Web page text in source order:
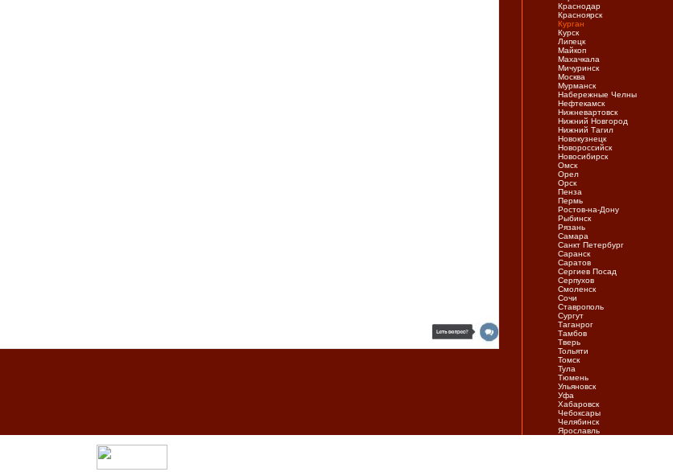
Краснодар
Красноярск
Курган
Курск
Липецк
Майкоп
Махачкала
Мичуринск
Москва
Мурманск
Набережные Челны
Нефтекамск
Нижневартовск
Нижний Новгород
Нижний Тагил
Новокузнецк
Новороссийск
Новосибирск
Омск
Орел
Орск
Пенза
Пермь
Ростов-на-Дону
Рыбинск
Рязань
Самара
Санкт Петербург
Саранск
Саратов
Сергиев Посад
Серпухов
Смоленск
Сочи
Ставрополь
Сургут
Таганрог
Тамбов
Тверь
Тольяти
Томск
Тула
Тюмень
Ульяновск
Уфа
Хабаровск
Чебоксары
Челябинск
Ярослaвль